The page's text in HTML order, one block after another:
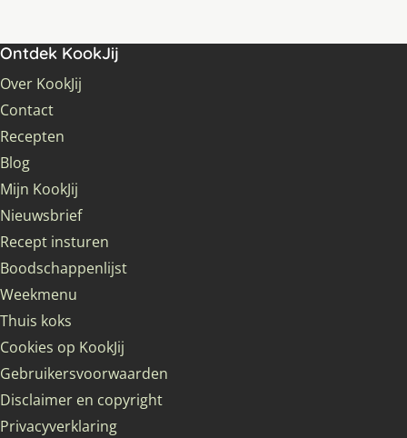
Ontdek KookJij
Over KookJij
Contact
Recepten
Blog
Mijn KookJij
Nieuwsbrief
Recept insturen
Boodschappenlijst
Weekmenu
Thuis koks
Cookies op KookJij
Gebruikersvoorwaarden
Disclaimer en copyright
Privacyverklaring